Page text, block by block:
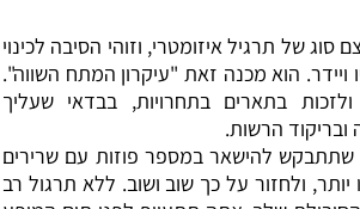
סוג של תרגיל איזומטרי, וזוהי הסיבה לכינוי
ויידר. הוא מכנה זאת "עיקרון המתח השווה".
בתארים בתחרויות, בבדאי שעליך
ובריקוד הרשות.
שתתבקש להישאר במספר פוזות עם שרירים
ולחזור על כך שוב ושוב. ללא תרגול רב